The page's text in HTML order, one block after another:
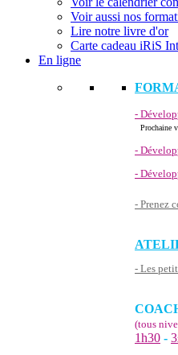
Voir aussi nos
Lire notre livre d'or
Carte cadeau iRiS
En ligne
-
Prochaine
-
-
- Prenez
- Les
(tous
1h30 - 3